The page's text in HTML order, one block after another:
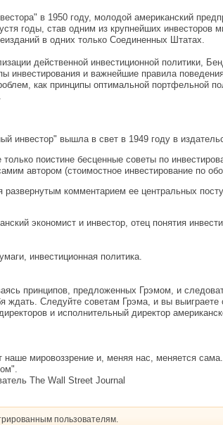
в 1950 году, молодой американский
годы, став одним из крупнейших
в одних только Соединенных Штатах.
действенной инвестиционной политики,
инвестирования и важнейшие правила
как принципы оптимальной портфельной
инвестор" вышла в свет в 1949 году в
поистине бесценные советы по
автором (стоимостное инвестирование по
развернутым комментарием ее центральных
экономист и инвестор, отец понятия
инвестиционная политика.
принципов, предложенных Грэмом, и
ждать. Следуйте советам Грэма, и вы
и исполнительный директор
наше мировоззрение и, меняя нас, меняется
The Wall Street Journal
пользователям.